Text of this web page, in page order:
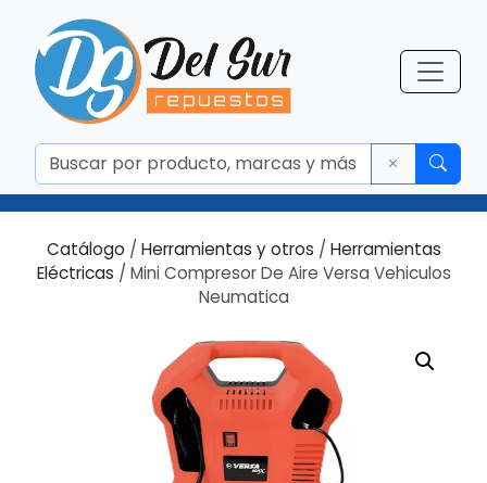
Catálogo / Herramientas y otros / Herramientas
Eléctricas / Mini Compresor De Aire Versa Vehiculos
Neumatica